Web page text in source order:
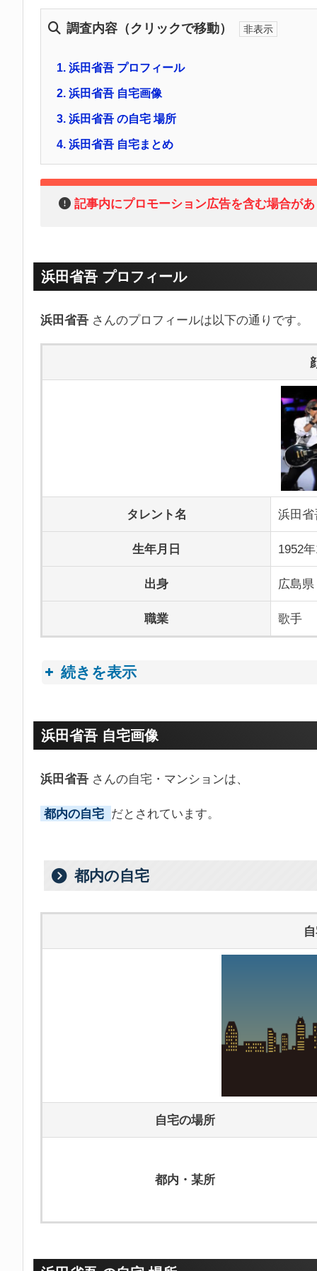
調査内容（クリックで移動）
1. 浜田省吾 プロフィール
2. 浜田省吾 自宅画像
3. 浜田省吾 の自宅 場所
4. 浜田省吾 自宅まとめ
記事内にプロモーション広告を含む場合が
浜田省吾 プロフィール
浜田省吾 さんのプロフィールは以下の通りです。
タレント名 浜田省
生年月日 1952
出身 広島
職業 歌手
続きを表示
プロフィールトピック
浜田省吾 自宅画像
浜田省吾 さんの自宅・マンションは、
都内の自宅 だとされています。
都内の自宅
自宅の場所
都内・某所